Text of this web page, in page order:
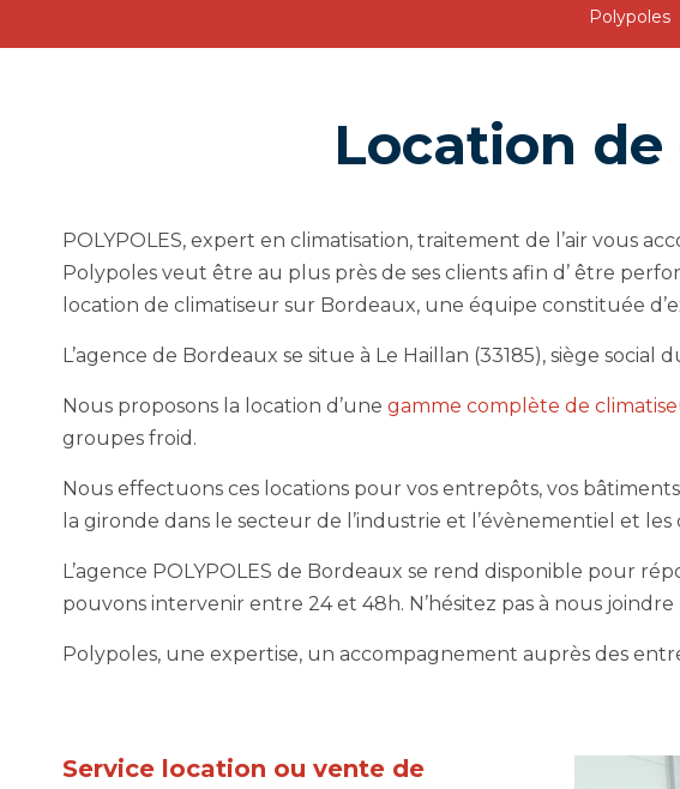
Polypoles
Location
POLYPOLES, expert en climatisation, traitement de l’air vous
Polypoles veut être au plus près de ses clients afin d’ être
location de climatiseur sur Bordeaux, une équipe constituée
L’agence de Bordeaux se situe à Le Haillan (33185), siège social
Nous proposons la location d’une gamme complète de
groupes froid.
Nous effectuons ces locations pour vos entrepôts, vos
la gironde dans le secteur de l’industrie et l’évènementiel et les
L’agence POLYPOLES de Bordeaux se rend disponible pour
pouvons intervenir entre 24 et 48h. N’hésitez pas à nous
Polypoles, une expertise, un accompagnement auprès des
Service location ou vente de